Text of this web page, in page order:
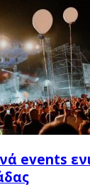
events